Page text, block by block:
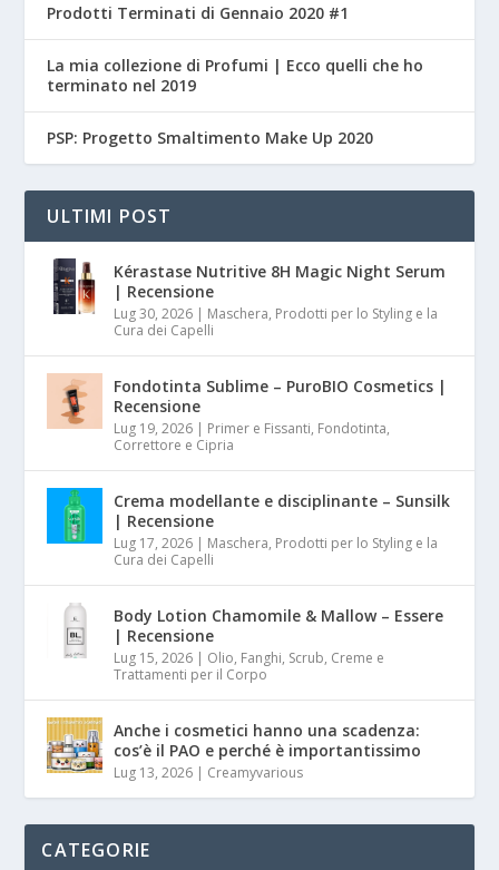
Prodotti Terminati di Gennaio 2020 #1
La mia collezione di Profumi | Ecco quelli che ho
terminato nel 2019
PSP: Progetto Smaltimento Make Up 2020
ULTIMI POST
Kérastase Nutritive 8H Magic Night Serum
| Recensione
Lug 30, 2026 | Maschera, Prodotti per lo Styling e la
Cura dei Capelli
Fondotinta Sublime – PuroBIO Cosmetics |
Recensione
Lug 19, 2026 | Primer e Fissanti, Fondotinta,
Correttore e Cipria
Crema modellante e disciplinante – Sunsilk
| Recensione
Lug 17, 2026 | Maschera, Prodotti per lo Styling e la
Cura dei Capelli
Body Lotion Chamomile & Mallow – Essere
| Recensione
Lug 15, 2026 | Olio, Fanghi, Scrub, Creme e
Trattamenti per il Corpo
Anche i cosmetici hanno una scadenza:
cos’è il PAO e perché è importantissimo
Lug 13, 2026 | Creamyvarious
CATEGORIE